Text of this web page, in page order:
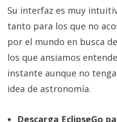
Su interfaz es muy
tanto para los que no
por el mundo en busca
los que ansiamos
instante aunque no
idea de astronomía.
Descarga EclipseGo